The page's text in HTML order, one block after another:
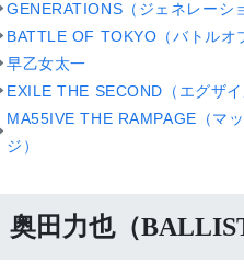
GENERATIONS（ジェネレーシ
BATTLE OF TOKYO（バトルオ
早乙女太一
EXILE THE SECOND（エグザイ
MA55IVE THE RAMPAGE（マ
ジ）
奥田力也（